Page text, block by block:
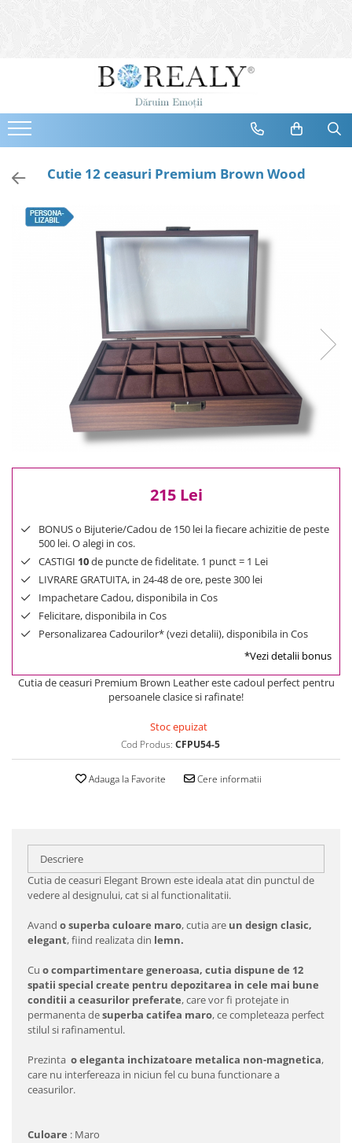
Bijuterii
Cercei
Bratari
Coliere
Brose
Tiare
Cele mai noi
Cele mai vandute
Cele mai votate
Pret
200 Lei - 300 Lei
300 Lei - 500 Lei
500 Lei - 1000 Lei
1000 Lei +
Cutie 12 ceasuri Premium Brown Wood
215 Lei
BONUS o Bijuterie/Cadou de 150 lei la fiecare achizitie de peste
500 lei. O alegi in cos.
CASTIGI 10de puncte de fidelitate. 1 punct = 1 Lei
LIVRARE GRATUITA, in 24-48 de ore, peste 300 lei
Impachetare Cadou, disponibila in Cos
Felicitare, disponibila in Cos
Personalizarea Cadourilor* (vezi detalii), disponibila in Cos
*Vezi detalii bonus
Cutia de ceasuri Premium Brown Leather este cadoul perfect pentru
persoanele clasice si rafinate!
Stoc epuizat
Cod Produs: CFPU54-5
Adauga la Favorite Cere informatii
Descriere
Cutia de ceasuri Elegant Brown este ideala atat din punctul de
vedere al designului, cat si al functionalitatii.
Avand o superba culoare maro, cutia are un design clasic,
elegant, fiind realizata din lemn.
Cu o compartimentare generoasa, cutia dispune de 12
spatii special create pentru depozitarea in cele mai bune
conditii a ceasurilor preferate, care vor fi protejate in
permanenta desuperba catifea maro, ce completeaza perfect
stilul si rafinamentul.
Prezinta o eleganta inchizatoare metalica non-magnetica,
care nu interfereaza in niciun fel cu buna functionare a
ceasurilor.
Culoare : Maro